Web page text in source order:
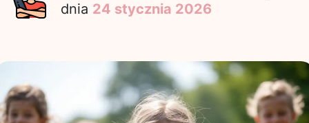
dnia 24 stycznia 2026